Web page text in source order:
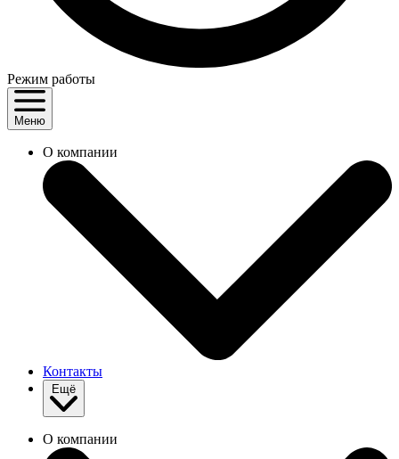
Режим работы
Меню
О компании
Контакты
О компании